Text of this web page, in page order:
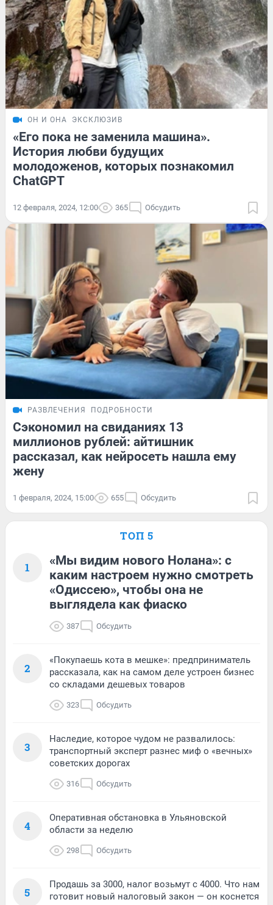
ОН И ОНА ЭКСКЛЮЗИВ
«Его пока не заменила машина».
История любви будущих
молодоженов, которых познакомил
ChatGPT
12 февраля, 2024, 12:00 365 Обсудить
РАЗВЛЕЧЕНИЯ ПОДРОБНОСТИ
Сэкономил на свиданиях 13
миллионов рублей: айтишник
рассказал, как нейросеть нашла ему
жену
1 февраля, 2024, 15:00 655 Обсудить
ТОП 5
1
«Мы видим нового Нолана»: с
каким настроем нужно смотреть
«Одиссею», чтобы она не
выглядела как фиаско
387 Обсудить
2
«Покупаешь кота в мешке»: предприниматель
рассказала, как на самом деле устроен бизнес
со складами дешевых товаров
323 Обсудить
3
Наследие, которое чудом не развалилось:
транспортный эксперт разнес миф о «вечных»
советских дорогах
316 Обсудить
4
Оперативная обстановка в Ульяновской
области за неделю
298 Обсудить
5
Продашь за 3000, налог возьмут с 4000. Что нам
готовит новый налоговый закон — он коснется